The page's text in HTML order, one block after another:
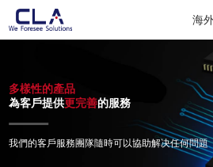
海
多樣性的產品
為客戶提供更完善的服務
我們的客戶服務團隊隨時可以協助解决任何問題